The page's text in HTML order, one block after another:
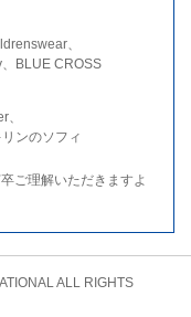
、
BLUE CROSS
ンのソフィ
ご理解いただきますよ